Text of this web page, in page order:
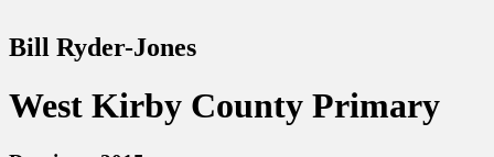
Bill Ryder-Jones
West Kirby County Primary